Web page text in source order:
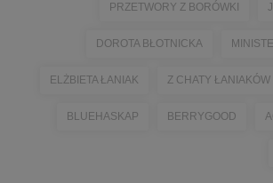
PRZETWORY Z BORÓWKI
DOROTA BŁOTNICKA
ELŻBIETA ŁANIAK Z CHATY ŁANIAKÓW
BLUEHASKAP BERRYGOOD